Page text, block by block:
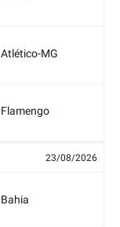
Atlético-MG
Flamengo
23/08/2026
Bahia